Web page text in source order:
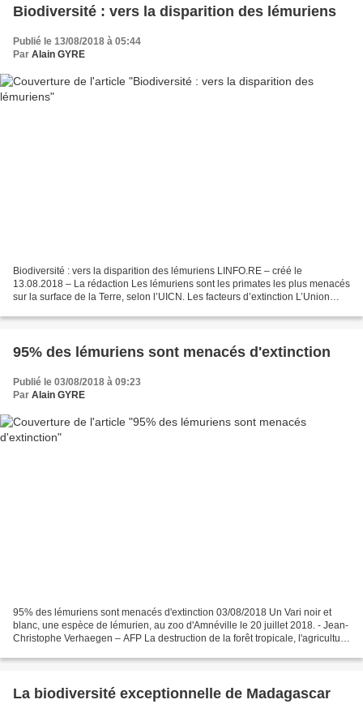
Biodiversité : vers la disparition des lémuriens
Publié le 13/08/2018 à 05:44
Par Alain GYRE
Biodiversité : vers la disparition des lémuriens LINFO.RE – créé le
13.08.2018 – La rédaction Les lémuriens sont les primates les plus menacés
sur la surface de la Terre, selon l’UICN. Les facteurs d’extinction L’Union
95% des lémuriens sont menacés d'extinction
Publié le 03/08/2018 à 09:23
Par Alain GYRE
95% des lémuriens sont menacés d'extinction 03/08/2018 Un Vari noir et
blanc, une espèce de lémurien, au zoo d'Amnéville le 20 juillet 2018. - Jean-
Christophe Verhaegen – AFP La destruction de la forêt tropicale, l'agriculture
La biodiversité exceptionnelle de Madagascar